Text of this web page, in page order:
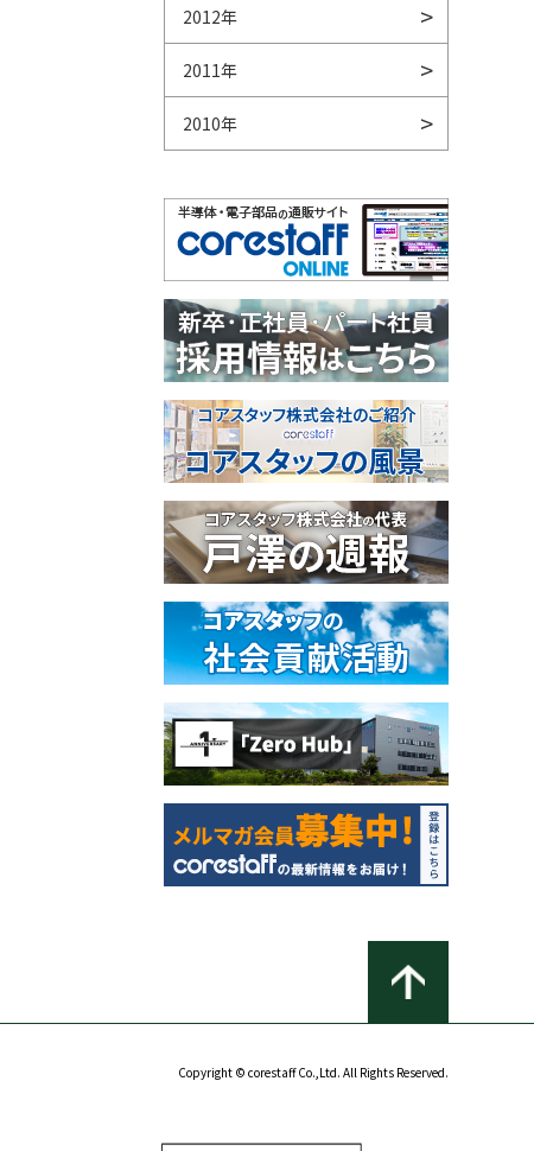
2012年
2011年
2010年
Copyright © corestaff Co.,Ltd. All Rights Reserved.